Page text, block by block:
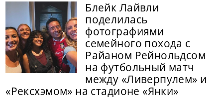
Блейк Лайвли
поделилась
фотографиями
семейного похода с
Райаном Рейнольдсом
на футбольный матч
между «Ливерпулем» и
«Рексхэмом» на стадионе «Янки»